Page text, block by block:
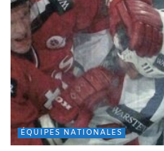
ÉQUIPES NATIONALES